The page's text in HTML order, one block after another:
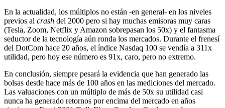
En la actualidad, los múltiplos no están -en general- en los niveles
previos al crash del 2000 pero si hay muchas emisoras muy caras
(Tesla, Zoom, Netflix y Amazon sobrepasan los 50x) y el fantasma
seductor de la tecnología aún ronda los mercados. Durante el frenesí
del DotCom hace 20 años, el índice Nasdaq 100 se vendía a 311x
utilidad, pero hoy ese número es 91x, caro, pero no extremo.
En conclusión, siempre pesará la evidencia que han generado las
bolsas desde hace más de 100 años en las mediciones del mercado.
Las valuaciones con un múltiplo de más de 50x su utilidad casi
nunca ha generado retornos por encima del mercado en años